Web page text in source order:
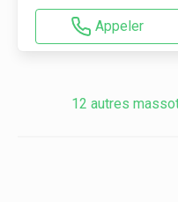
Appeler
12 autres